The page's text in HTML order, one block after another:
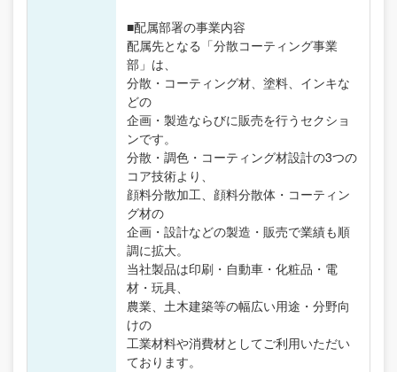
■配属部署の事業内容
配属先となる「分散コーティング事業
部」は、
分散・コーティング材、塗料、インキな
どの
企画・製造ならびに販売を行うセクショ
ンです。
分散・調色・コーティング材設計の3つの
コア技術より、
顔料分散加工、顔料分散体・コーティン
グ材の
企画・設計などの製造・販売で業績も順
調に拡大。
当社製品は印刷・自動車・化粧品・電
材・玩具、
農業、土木建築等の幅広い用途・分野向
けの
工業材料や消費材としてご利用いただい
ております。